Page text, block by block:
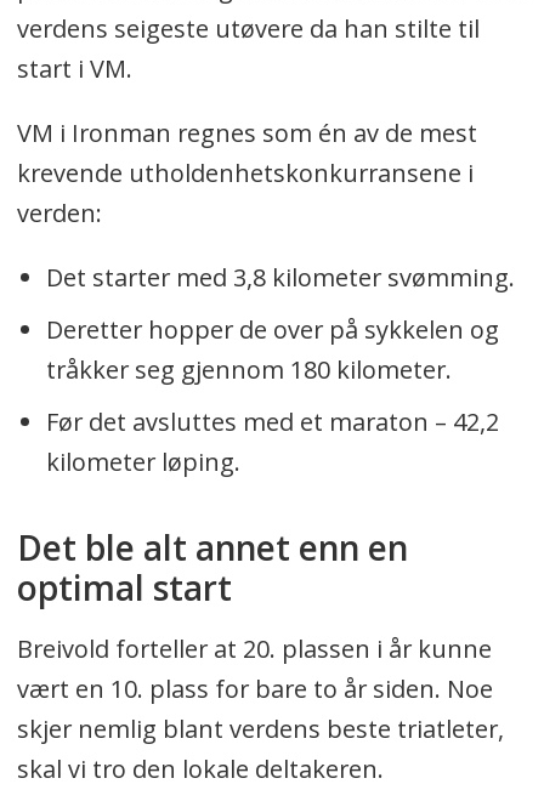
verdens seigeste utøvere da han stilte til
start i VM.
VM i Ironman regnes som én av de mest
krevende utholdenhetskonkurransene i
verden:
Det starter med 3,8 kilometer svømming.
Deretter hopper de over på sykkelen og
tråkker seg gjennom 180 kilometer.
Før det avsluttes med et maraton – 42,2
kilometer løping.
Det ble alt annet enn en
optimal start
Breivold forteller at 20. plassen i år kunne
vært en 10. plass for bare to år siden. Noe
skjer nemlig blant verdens beste triatleter,
skal vi tro den lokale deltakeren.